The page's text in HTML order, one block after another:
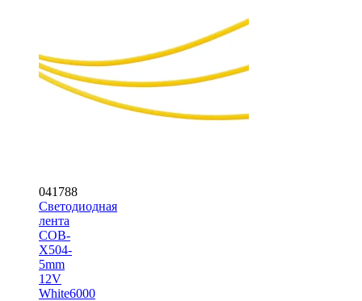
041788
Светодиодная
лента
COB-
X504-
5mm
12V
White6000